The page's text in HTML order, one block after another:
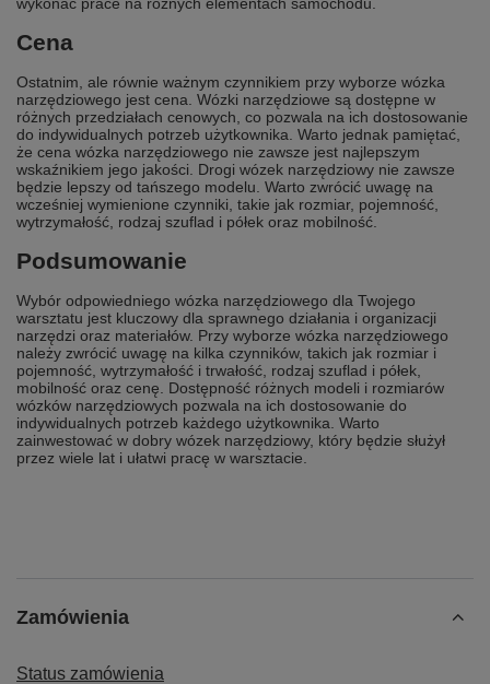
Cena
Ostatnim, ale równie ważnym czynnikiem przy wyborze wózka
narzędziowego jest cena. Wózki narzędziowe są dostępne w
różnych przedziałach cenowych, co pozwala na ich dostosowanie
do indywidualnych potrzeb użytkownika. Warto jednak pamiętać,
że cena wózka narzędziowego nie zawsze jest najlepszym
wskaźnikiem jego jakości. Drogi wózek narzędziowy nie zawsze
będzie lepszy od tańszego modelu. Warto zwrócić uwagę na
wcześniej wymienione czynniki, takie jak rozmiar, pojemność,
wytrzymałość, rodzaj szuflad i półek oraz mobilność.
Podsumowanie
Wybór odpowiedniego wózka narzędziowego dla Twojego
warsztatu jest kluczowy dla sprawnego działania i organizacji
narzędzi oraz materiałów. Przy wyborze wózka narzędziowego
należy zwrócić uwagę na kilka czynników, takich jak rozmiar i
pojemność, wytrzymałość i trwałość, rodzaj szuflad i półek,
mobilność oraz cenę. Dostępność różnych modeli i rozmiarów
wózków narzędziowych pozwala na ich dostosowanie do
indywidualnych potrzeb każdego użytkownika. Warto
zainwestować w dobry wózek narzędziowy, który będzie służył
przez wiele lat i ułatwi pracę w warsztacie.
Zamówienia
Status zamówienia